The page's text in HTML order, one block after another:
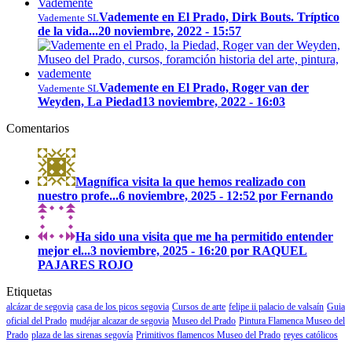
Vademente SLVademente en El Prado, Dirk Bouts. Tríptico
de la vida...20 noviembre, 2022 - 15:57
Vademente SLVademente en El Prado, Roger van der
Weyden, La Piedad13 noviembre, 2022 - 16:03
Comentarios
Magnífica visita la que hemos realizado con
nuestro profe...6 noviembre, 2025 - 12:52 por Fernando
Ha sido una visita que me ha permitido entender
mejor el...3 noviembre, 2025 - 16:20 por RAQUEL
PAJARES ROJO
Etiquetas
alcázar de segovia casa de los picos segovia Cursos de arte felipe ii palacio de valsaín Guia
oficial del Prado mudéjar alcazar de segovia Museo del Prado Pintura Flamenca Museo del
Prado plaza de las sirenas segovía Primitivos flamencos Museo del Prado reyes católicos